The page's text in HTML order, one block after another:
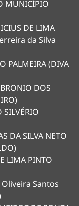
MUNICÍPIO
DE LIMA
da Silva
PALMEIRA (DIVA
DOS
DA SILVA NETO
LIMA PINTO
Santos